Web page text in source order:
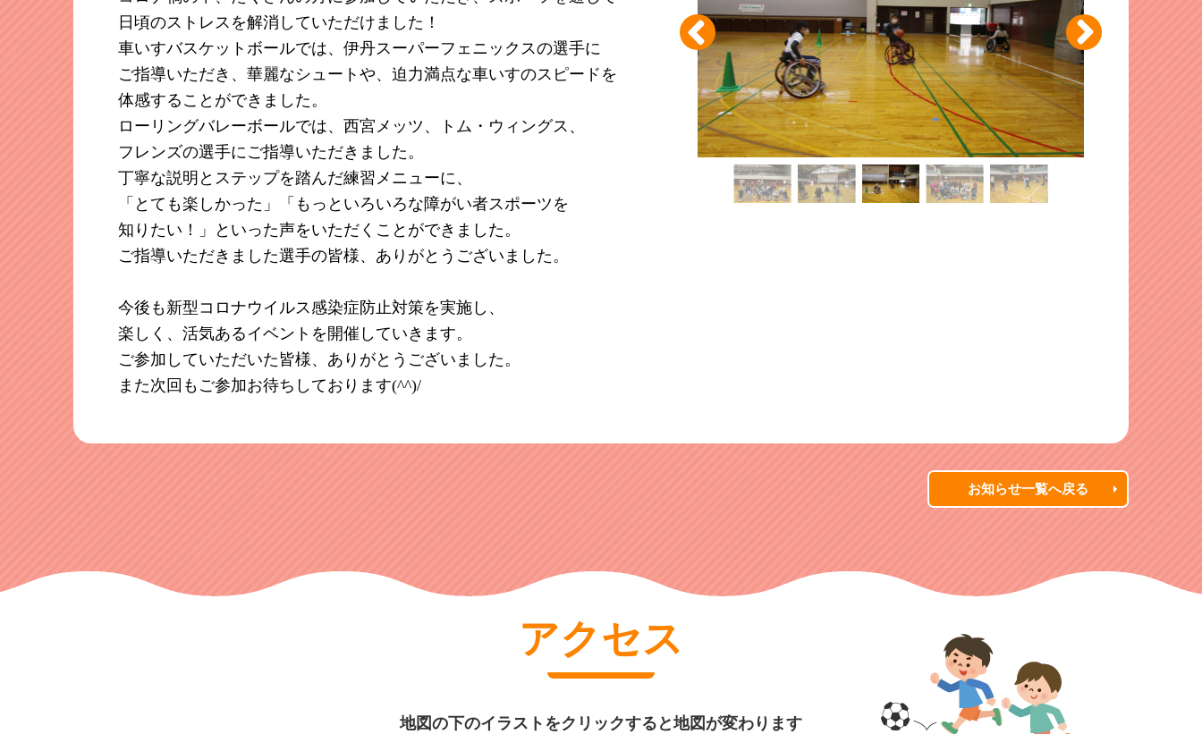
日頃のストレスを解消していただけました！
車いすバスケットボールでは、伊丹スーパーフェニックスの選手に
ご指導いただき、華麗なシュートや、迫力満点な車いすのスピードを
体感することができました。
ローリングバレーボールでは、西宮メッツ、トム・ウィングス、
フレンズの選手にご指導いただきました。
丁寧な説明とステップを踏んだ練習メニューに、
「とても楽しかった」「もっといろいろな障がい者スポーツを
知りたい！」といった声をいただくことができました。
ご指導いただきました選手の皆様、ありがとうございました。
今後も新型コロナウイルス感染症防止対策を実施し、
楽しく、活気あるイベントを開催していきます。
ご参加していただいた皆様、ありがとうございました。
また次回もご参加お待ちしております(^^)/
お知らせ一覧へ戻る
アクセス
地図の下のイラストをクリックすると地図が変わります